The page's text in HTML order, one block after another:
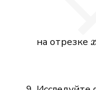
на отрезке x